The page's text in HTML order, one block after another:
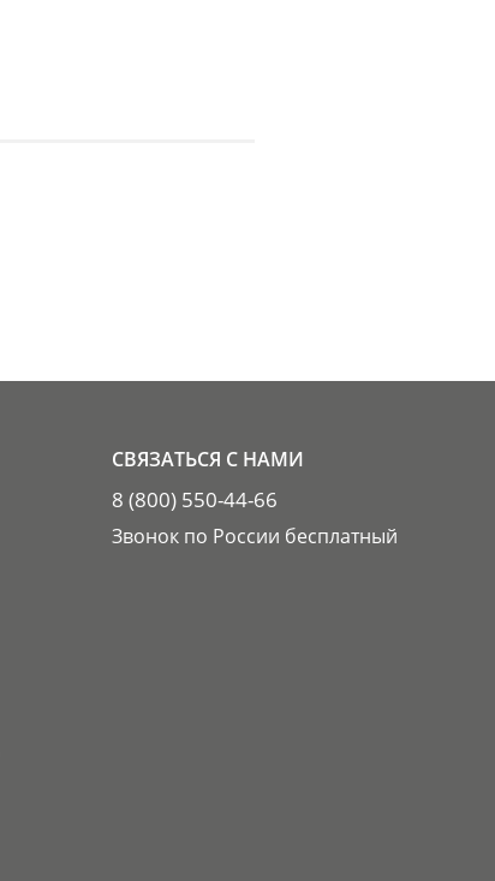
СВЯЗАТЬСЯ С НАМИ
8 (800) 550-44-66
Звонок по России бесплатный